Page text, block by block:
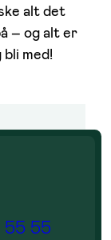
alt det
– og alt er
med!
55 55